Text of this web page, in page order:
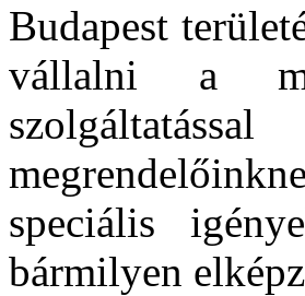
Budapest
vállalni a
speciális
bármilyen